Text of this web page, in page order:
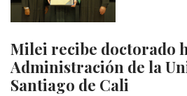
Milei recibe doctorado
Administración de la
Santiago de Cali